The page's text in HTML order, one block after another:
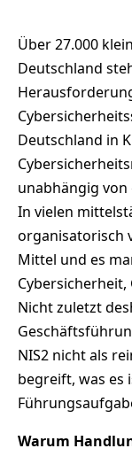
Über 27.000
Deutschland
Deutschland in
unabhängig von
In vielen
organisatorisch
Mittel und es
Nicht zuletzt
NIS2 nicht als
begreift, was es
Warum